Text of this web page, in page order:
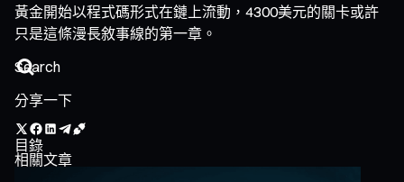
黃金開始以程式碼形式在鏈上流動，4300美元的關卡或許
只是這條漫長敘事線的第一章。
分享一下
目錄
相關文章